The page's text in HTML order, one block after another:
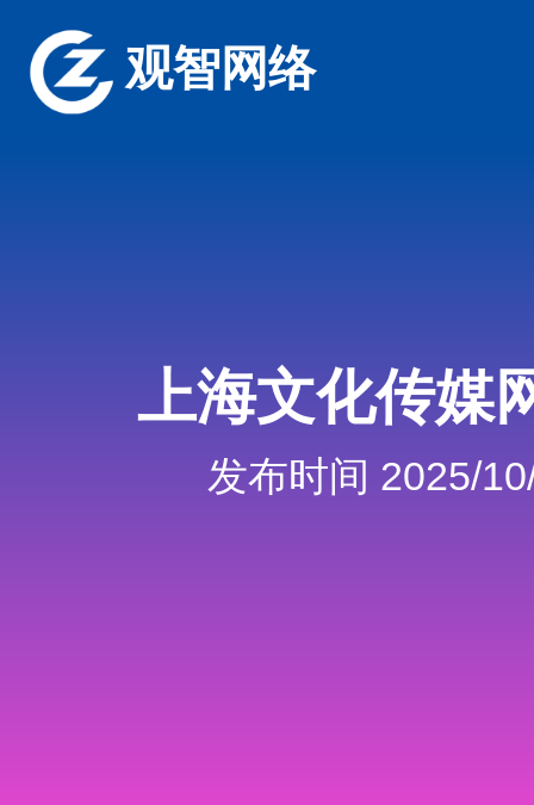
观智网络
上海文化传媒
发布时间 2025/